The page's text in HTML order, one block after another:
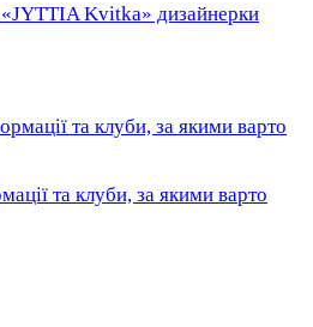
«JYTTIA Kvitka» дизайнерки
та клуби, за якими варто